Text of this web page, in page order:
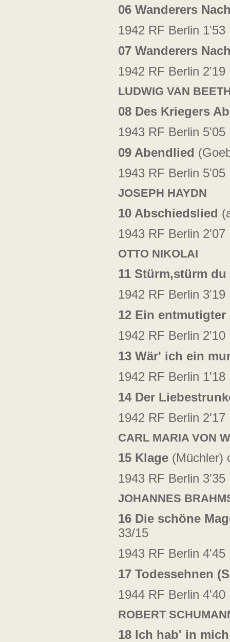
06 Wanderers
1942 RF Berlin 1'53
07 Wanderers
1942 RF Berlin 2'19
LUDWIG VAN
08 Des Kriegers
1943 RF Berlin 5'05
09 Abendlied
1943 RF Berlin 5'05
JOSEPH HAYDN
10 Abschiedslied
1943 RF Berlin 2'07
OTTO NIKOLAI
11 Stürm,stürm
1942 RF Berlin 3'19
12 Ein entmutigter
1942 RF Berlin 2'10
13 Wär' ich ein
1942 RF Berlin 1'18
14 Der
1942 RF Berlin 2'17
CARL MARIA VON
15 Klage (Müchler)
1943 RF Berlin 3'35
JOHANNES
16 Die schöne
33/15
1943 RF Berlin 4'45
17 Todessehnen
1944 RF Berlin 4'40
ROBERT
18 Ich hab' in